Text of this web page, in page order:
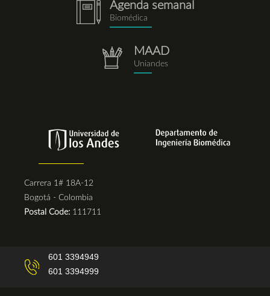
notebook.png
Agenda semanal
Biomédica
repositorio.png
MAAD
Uniandes
Carrera 1# 18A-12
Bogotá - Colombia
Postal Code: 111711
601 3394949
601 3394999